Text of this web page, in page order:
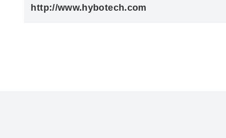
http://www.hybotech.com